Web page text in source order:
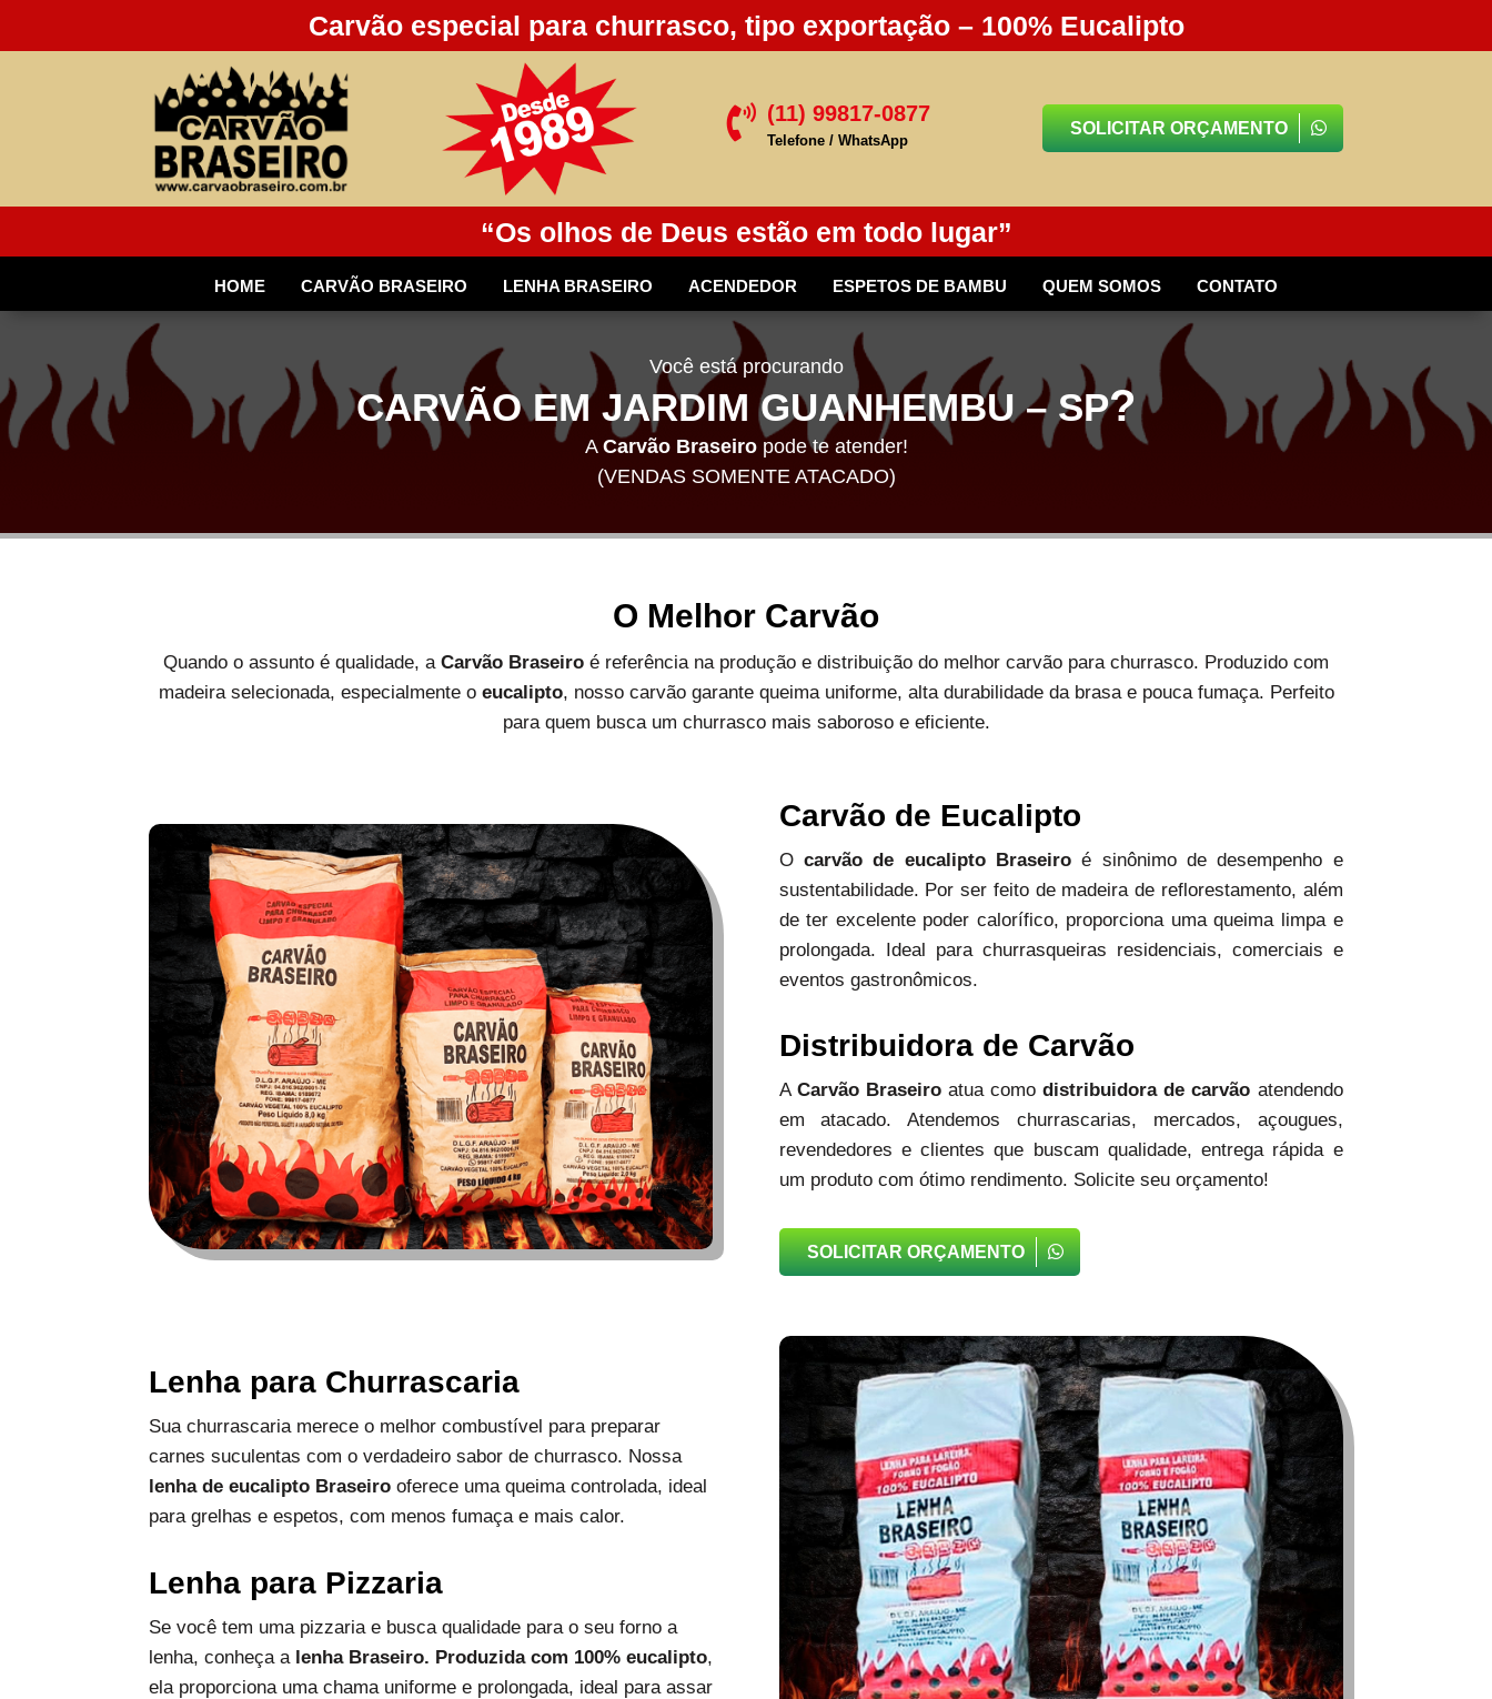
Carvão especial para churrasco, tipo exportação – 100% Eucalipto
 (11) 99817-0877
Telefone / WhatsApp
SOLICITAR ORÇAMENTO
“Os olhos de Deus estão em todo lugar”
HOME CARVÃO BRASEIRO LENHA BRASEIRO ACENDEDOR ESPETOS DE BAMBU QUEM SOMOS CONTATO
Você está procurando
CARVÃO EM JARDIM GUANHEMBU – SP?
A Carvão Braseiropode te atender!
(VENDAS SOMENTE ATACADO)
O Melhor Carvão
Quando o assunto é qualidade, a Carvão Braseiro é referência na produção e distribuição do melhor carvão para churrasco. Produzido com
madeira selecionada, especialmente o eucalipto, nosso carvão garante queima uniforme, alta durabilidade da brasa e pouca fumaça. Perfeito
para quem busca um churrasco mais saboroso e eficiente.
Carvão de Eucalipto
O carvão de eucalipto Braseiroé sinônimo de desempenho e
sustentabilidade. Por ser feito de madeira de reflorestamento, além
de ter excelente poder calorífico, proporciona uma queima limpa e
prolongada. Ideal para churrasqueiras residenciais, comerciais e
eventos gastronômicos.
Distribuidora de Carvão
A Carvão Braseiroatua comodistribuidora de carvão atendendo
em atacado. Atendemos churrascarias, mercados, açougues,
revendedores e clientes que buscam qualidade, entrega rápida e
um produto com ótimo rendimento. Solicite seu orçamento!
SOLICITAR ORÇAMENTO
Lenha para Churrascaria
Sua churrascaria merece o melhor combustível para preparar
carnes suculentas com o verdadeiro sabor de churrasco. Nossa
lenha de eucalipto Braseiro oferece uma queima controlada, ideal
para grelhas e espetos, com menos fumaça e mais calor.
Lenha para Pizzaria
Se você tem uma pizzaria e busca qualidade para o seu forno a
lenha, conheça a lenha Braseiro. Produzida com 100% eucalipto,
ela proporciona uma chama uniforme e prolongada, ideal para assar